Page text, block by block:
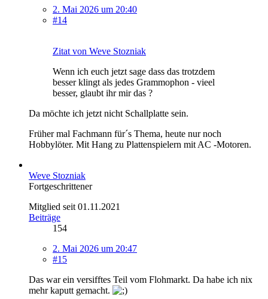
2. Mai 2026 um 20:40
#14
Zitat von Weve Stozniak
Wenn ich euch jetzt sage dass das trotzdem
besser klingt als jedes Grammophon - vieel
besser, glaubt ihr mir das ?
Da möchte ich jetzt nicht Schallplatte sein.
Früher mal Fachmann für´s Thema, heute nur noch
Hobbylöter. Mit Hang zu Plattenspielern mit AC -Motoren.
Weve Stozniak
Fortgeschrittener
Mitglied seit 01.11.2021
Beiträge
154
2. Mai 2026 um 20:47
#15
Das war ein versifftes Teil vom Flohmarkt. Da habe ich nix
mehr kaputt gemacht.